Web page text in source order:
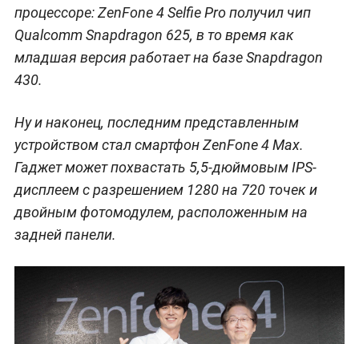
процессоре: ZenFone 4 Selfie Pro получил чип
Qualcomm Snapdragon 625, в то время как
младшая версия работает на базе Snapdragon
430.
Ну и наконец, последним представленным
устройством стал смартфон ZenFone 4 Max.
Гаджет может похвастать 5,5-дюймовым IPS-
дисплеем с разрешением 1280 на 720 точек и
двойным фотомодулем, расположенным на
задней панели.